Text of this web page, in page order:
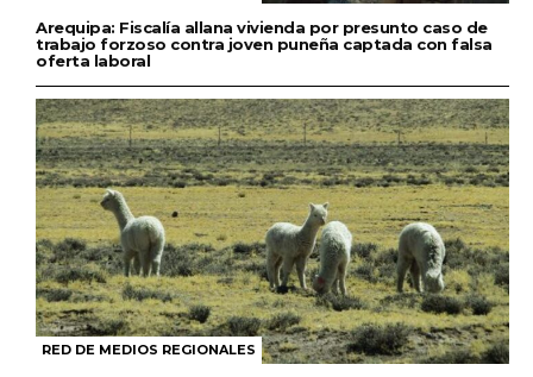
Arequipa: Fiscalía allana vivienda por presunto caso de
trabajo forzoso contra joven puneña captada con falsa
oferta laboral
RED DE MEDIOS REGIONALES